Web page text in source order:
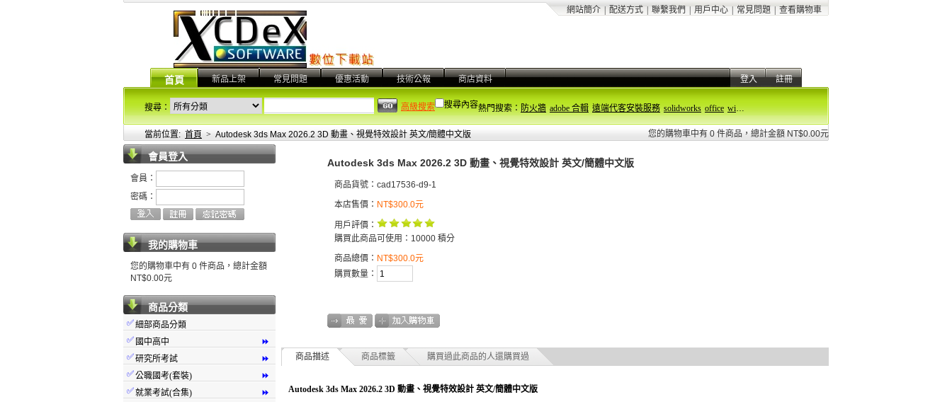
網站簡介 配送方式 聯繫我們 用戶中心 常見問題 查看購物車
首頁 新品上架 常見問題 優惠活動 技術公報 商店資料 登入 註冊
熱門搜索：防火牆 adobe 合輯 遠端代客安裝服務 solidworks office windows 11
搜尋： 搜尋內容
高級搜索
當前位置: 首頁 > Autodesk 3ds Max 2026.2 3D 動畫、視覺特效設計 英文/簡體中文版 您的購物車中有 0 件商品，總計金額 NT$0.00元
會員登入
會員：
密碼：
我的購物車
您的購物車中有 0 件商品，總計金額
NT$0.00元
商品分類
✅細部商品分類
⏩
✅ 國中高中
⏩
✅研究所考試
⏩
✅公職國考(套裝)
⏩
✅就業考試(合集)
Autodesk 3ds Max 2026.2 3D 動畫、視覺特效設計 英文/簡體中文版
商品貨號：cad17536-d9-1
本店售價： NT$300.0元
用戶評價：
購買此商品可使用：10000 積分
商品總價： NT$300.0元
購買數量：
商品描述 商品標籤 購買過此商品的人還購買過
Autodesk 3ds Max 2026.2 3D 動畫、視覺特效設計 英文/簡體中文版